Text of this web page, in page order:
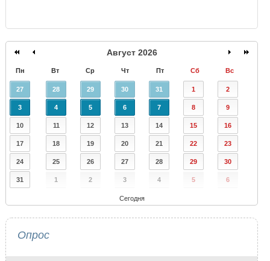
Август 2026
Пн Вт Ср Чт Пт Сб Вс
27 28 29 30 31 1 2
3 4 5 6 7 8 9
10 11 12 13 14 15 16
17 18 19 20 21 22 23
24 25 26 27 28 29 30
31 1 2 3 4 5 6
Сегодня
Опрос